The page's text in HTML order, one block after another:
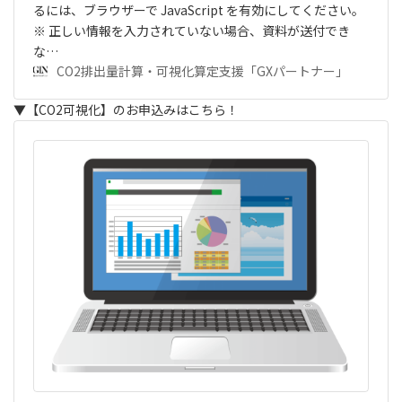
るには、ブラウザーで JavaScript を有効にしてください。
※ 正しい情報を入力されていない場合、資料が送付でき
な…
CO2排出量計算・可視化算定支援「GXパートナー」
▼【CO2可視化】のお申込みはこちら！